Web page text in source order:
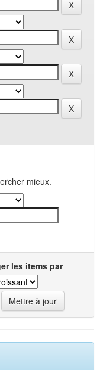
mieux.
les items par